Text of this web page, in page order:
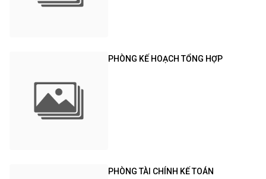
PHÒNG KẾ HOẠCH TỔNG HỢP
PHÒNG TÀI CHÍNH KẾ TOÁN